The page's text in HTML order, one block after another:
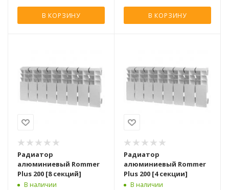
В КОРЗИНУ В КОРЗИНУ
Радиатор
алюминиевый Rommer
Plus 200 [8 секций]
В наличии
Радиатор
алюминиевый Rommer
Plus 200 [4 секции]
В наличии